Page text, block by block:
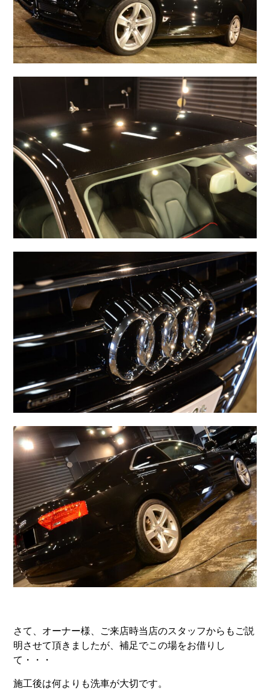
さて、オーナー様、ご来店時当店のスタッフからもご説
明させて頂きましたが、補足でこの場をお借りし
て・・・
施工後は何よりも洗車が大切です。